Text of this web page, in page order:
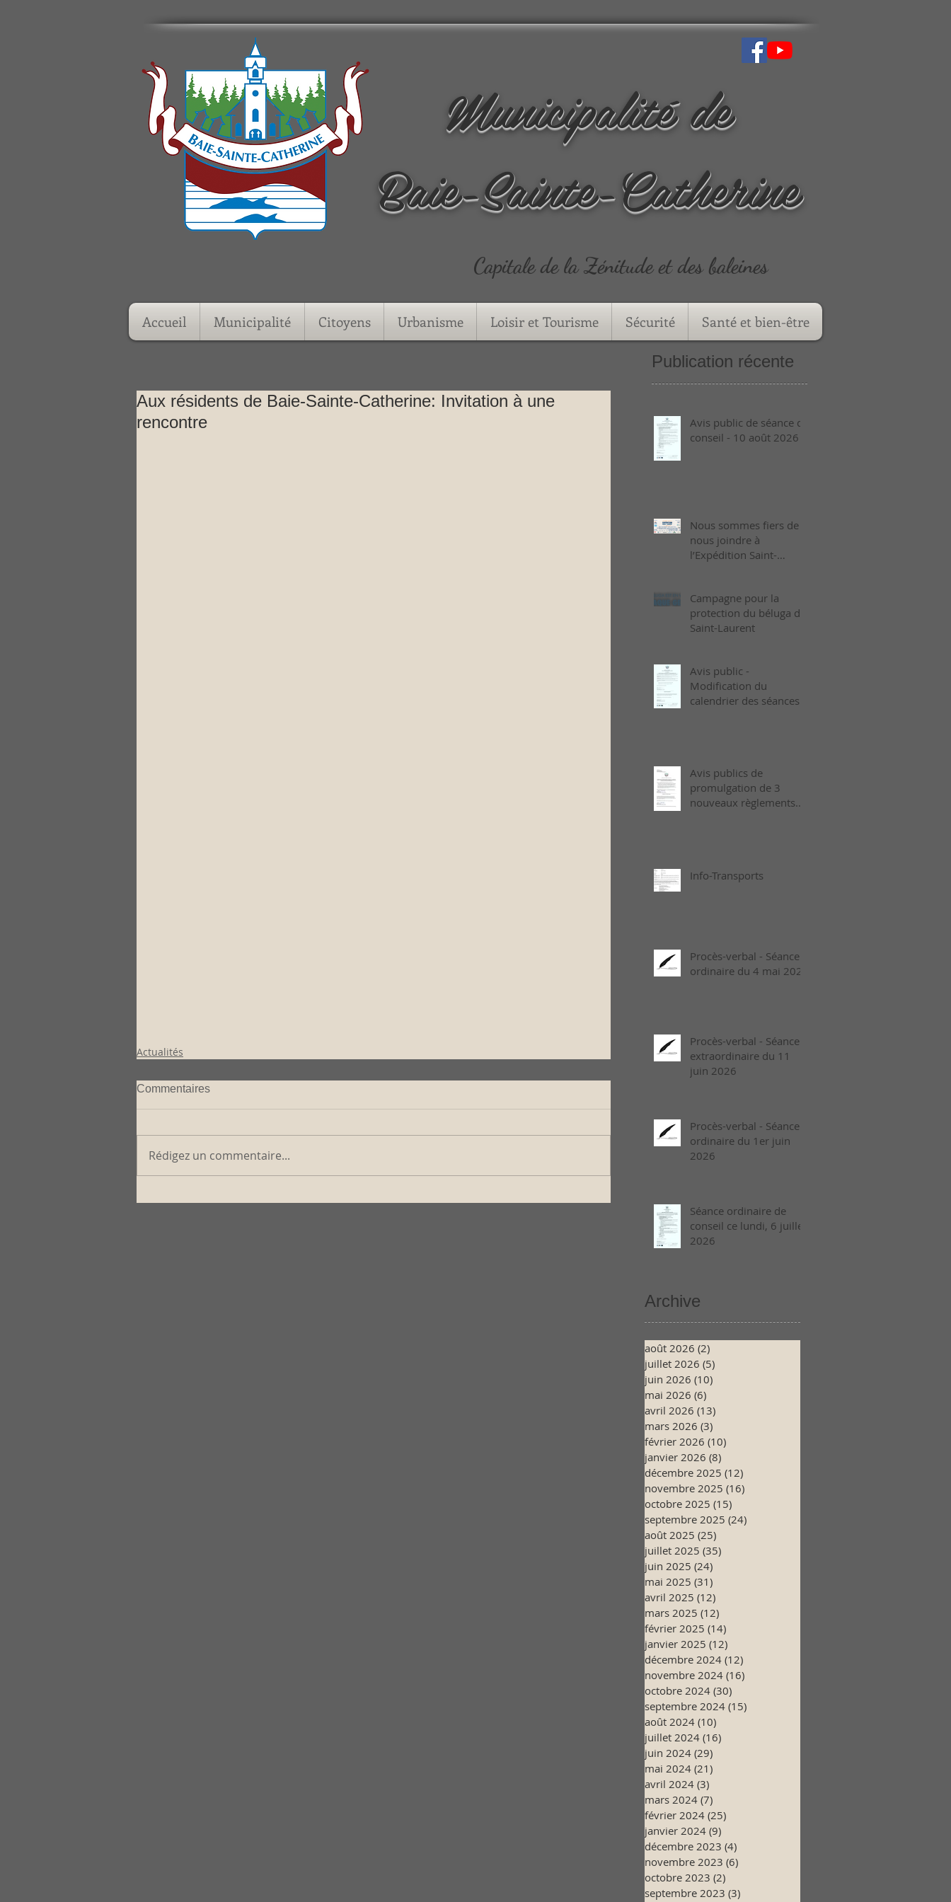
Municipalité de
Baie-Sainte-Catherine
Capitale de la Zénitude et des baleines
Accueil Municipalité Citoyens Urbanisme Loisir et Tourisme Sécurité Santé et bien-être
Publication récente
Aux résidents de Baie-Sainte-Catherine: Invitation à une
rencontre
Actualités
Commentaires
Rédigez un commentaire...
Avis public de séance de
conseil - 10 août 2026
Nous sommes fiers de
nous joindre à
l’Expédition Saint-
Campagne pour la
protection du béluga du
Saint-Laurent
Avis public -
Modification du
calendrier des séances
Avis publics de
promulgation de 3
nouveaux règlements
Info-Transports
Procès-verbal - Séance
ordinaire du 4 mai 2026
Procès-verbal - Séance
extraordinaire du 11
juin 2026
Procès-verbal - Séance
ordinaire du 1er juin
2026
Séance ordinaire de
conseil ce lundi, 6 juillet
2026
Archive
août 2026 (2)
juillet 2026 (5)
juin 2026 (10)
mai 2026 (6)
avril 2026 (13)
mars 2026 (3)
février 2026 (10)
janvier 2026 (8)
décembre 2025 (12)
novembre 2025 (16)
octobre 2025 (15)
septembre 2025 (24)
août 2025 (25)
juillet 2025 (35)
juin 2025 (24)
mai 2025 (31)
avril 2025 (12)
mars 2025 (12)
février 2025 (14)
janvier 2025 (12)
décembre 2024 (12)
novembre 2024 (16)
octobre 2024 (30)
septembre 2024 (15)
août 2024 (10)
juillet 2024 (16)
juin 2024 (29)
mai 2024 (21)
avril 2024 (3)
mars 2024 (7)
février 2024 (25)
janvier 2024 (9)
décembre 2023 (4)
novembre 2023 (6)
octobre 2023 (2)
septembre 2023 (3)